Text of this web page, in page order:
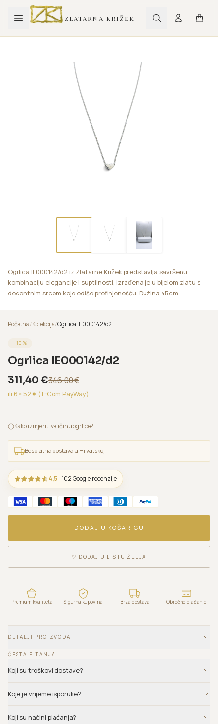
ZLATARNA KRIŽEK
Ogrlica IE000142/d2 iz Zlatarne Križek predstavlja savršenu
kombinaciju elegancije i suptilnosti, izrađena je u bijelom zlatu s
decentnim srcem koje odiše profinjenošću. Dužina 45cm
Početna/Kolekcija/Ogrlica IE000142/d2
− 10 %
Ogrlica IE000142/d2
311,40 €346,00€
ili 6 × 52 € (T-Com PayWay)
Kako izmjeriti veličinu ogrlice?
Besplatna dostava u Hrvatskoj
4,5 · 102 Google recenzije
DODAJ U KOŠARICU
♡ DODAJ U LISTU ŽELJA
Premium kvaliteta Sigurna kupovina Brza dostava Obročno plaćanje
DETALJI PROIZVODA
ČESTA PITANJA
Koji su troškovi dostave?
Koje je vrijeme isporuke?
Koji su načini plaćanja?